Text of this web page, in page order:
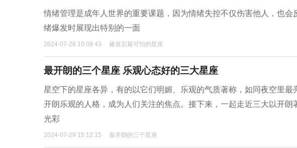
情绪管理是成年人世界的重要课题，因为情绪失控不仅伤害他人，也
绪爆发时展现出特别的一面
2024-07-26 10:09:43 爆发后最可怕的星座
最开朗的三个星座 乐观心态好的三大星座
星空下的星座各异，有的以它们明媚、乐观的气质著称，如同夜空里
开朗乐观的人格，成为人们关注的焦点。接下来，一起走近三大以开
光彩
2024-07-29 15:12:15 最开朗的三个星座